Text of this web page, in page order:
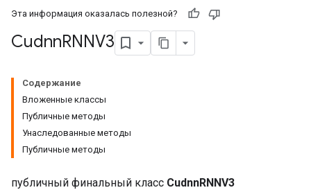
Эта информация оказалась полезной?
CudnnRNNV3
Содержание
Вложенные классы
Публичные методы
Унаследованные методы
Публичные методы
публичный финальный класс CudnnRNNV3